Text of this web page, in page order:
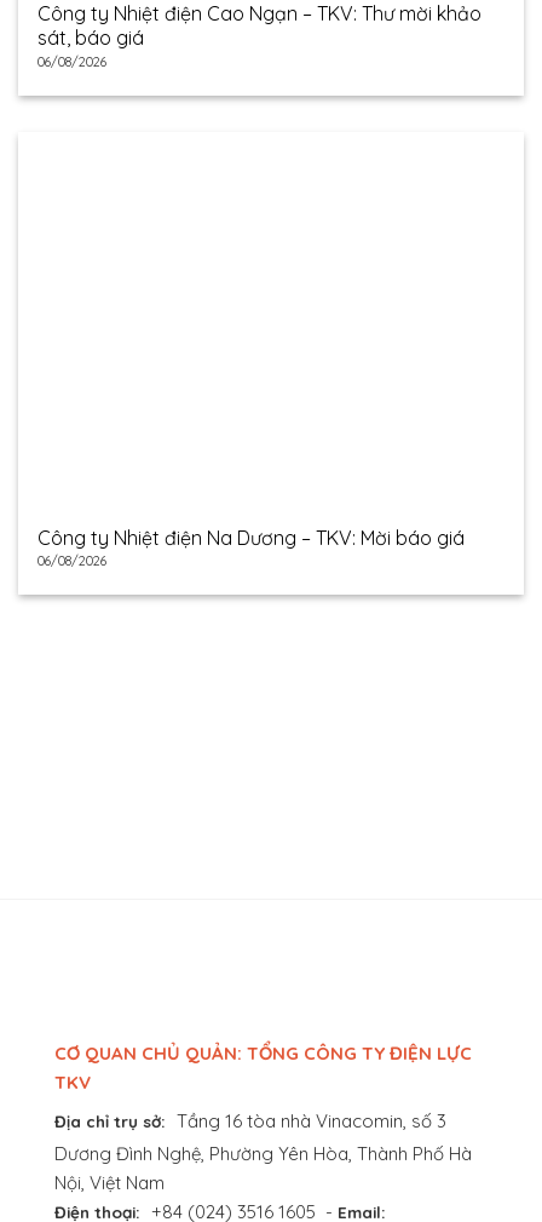
Công ty Nhiệt điện Cao Ngạn – TKV: Thư mời khảo
sát, báo giá
06/08/2026
Công ty Nhiệt điện Na Dương – TKV: Mời báo giá
06/08/2026
CƠ QUAN CHỦ QUẢN: TỔNG CÔNG TY ĐIỆN LỰC
TKV
Địa chỉ trụ sở: Tầng 16 tòa nhà Vinacomin, số 3
Dương Đình Nghệ, Phường Yên Hòa, Thành Phố Hà
Nội, Việt Nam
Điện thoại: +84 (024) 3516 1605 - Email: